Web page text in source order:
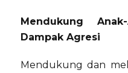
Mendukung
Dampak Agresi
Mendukung dan